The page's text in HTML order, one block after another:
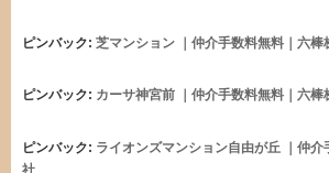
ピンバック: 芝マンション ｜仲介手数料無料｜六棒
ピンバック: カーサ神宮前 ｜仲介手数料無料｜六棒
ピンバック: ライオンズマンション自由が丘 ｜仲
社